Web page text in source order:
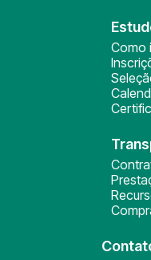
Como